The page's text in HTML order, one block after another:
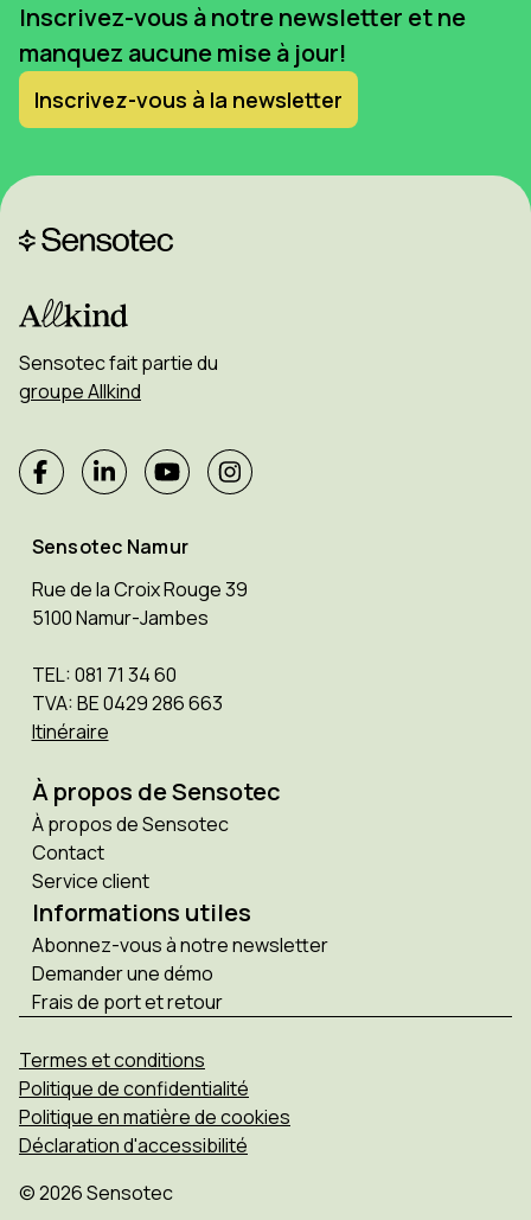
Inscrivez-vous à notre newsletter et ne
manquez aucune mise à jour!
Inscrivez-vous à la newsletter
Sensotec fait partie du
groupe Allkind
Sensotec Namur
Rue de la Croix Rouge 39
5100 Namur-Jambes
TEL: 081 71 34 60
TVA: BE 0429 286 663
Itinéraire
À propos de Sensotec
À propos de Sensotec
Contact
Service client
Informations utiles
Abonnez-vous à notre newsletter
Demander une démo
Frais de port et retour
© 2026 Sensotec
Termes et conditions
Politique de confidentialité
Politique en matière de cookies
Déclaration d'accessibilité